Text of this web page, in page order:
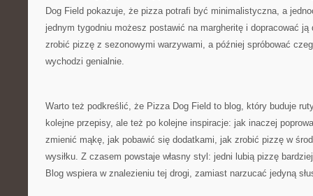
Dog Field pokazuje, że pizza potrafi być minimalistyczna, a
jednym tygodniu możesz postawić na margheritę i dopracować
zrobić pizzę z sezonowymi warzywami, a później spróbować
wychodzi genialnie.
Warto też podkreślić, że Pizza Dog Field to blog, który buduje
kolejne przepisy, ale też po kolejne inspiracje: jak inaczej
zmienić mąkę, jak pobawić się dodatkami, jak zrobić pizzę w
wysiłku. Z czasem powstaje własny styl: jedni lubią pizzę
Blog wspiera w znalezieniu tej drogi, zamiast narzucać jedyną